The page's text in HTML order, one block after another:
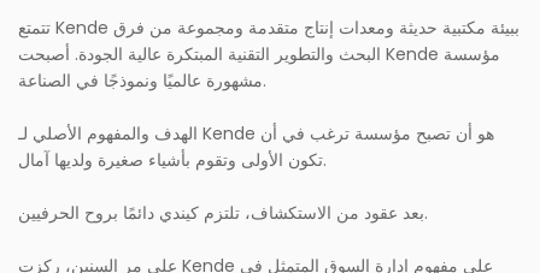
تتمتع Kende ببيئة مكتبية حديثة ومعدات إنتاج متقدمة ومجموعة من فرق
البحث والتطوير التقنية المبتكرة عالية الجودة. أصبحت Kende مؤسسة
مشهورة عالميًا ونموذجًا في الصناعة.
الهدف والمفهوم الأصلي لـ Kende هو أن تصبح مؤسسة ترغب في أن
تكون الأولى وتقوم بأشياء صغيرة ولديها آمال.
بعد عقود من الاستكشاف، تلتزم كيندي دائمًا بروح الحرفيين.
على مر السنين، ركزت Kende على مفهوم إدارة السوق المتمثل في